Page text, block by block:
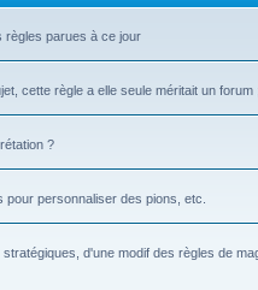
règles parues à ce jour
cette règle a elle seule méritait un forum
?
personnaliser des pions, etc.
d'une modif des règles de